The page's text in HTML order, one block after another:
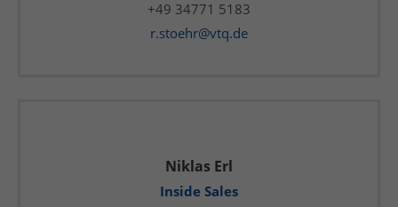
+49 34771 5183
r.stoehr@vtq.de
Niklas Erl
Inside Sales